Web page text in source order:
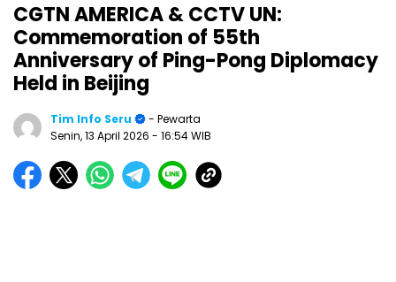
CGTN AMERICA & CCTV UN:
Commemoration of 55th
Anniversary of Ping-Pong Diplomacy
Held in Beijing
Tim Info Seru
- Pewarta
Senin, 13 April 2026 - 16:54 WIB